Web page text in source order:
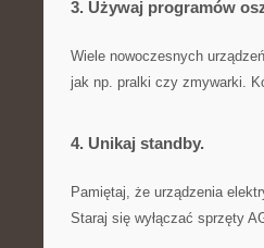
3. Używaj programów
Wiele nowoczesnych
jak np. pralki czy zmywarki.
4. Unikaj ⁤standby.
Pamiętaj, że urządzenia
Staraj się wyłączać sprzęty